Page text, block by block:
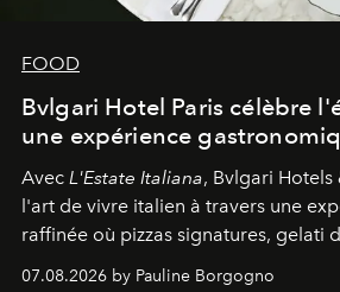
FOOD
Bvlgari Hotel Paris célèbre
une expérience
Avec L'Estate Italiana, Bvlgari Hotels
l'art de vivre italien à travers une
raffinée où pizzas signatures, gelati
d'exception composent un véritable
07.08.2026 by Pauline Borgogno